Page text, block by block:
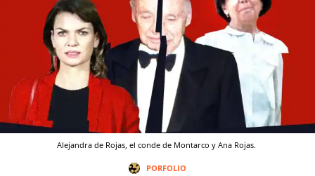
Alejandra de Rojas, el conde de Montarco y Ana Rojas.
PORFOLIO